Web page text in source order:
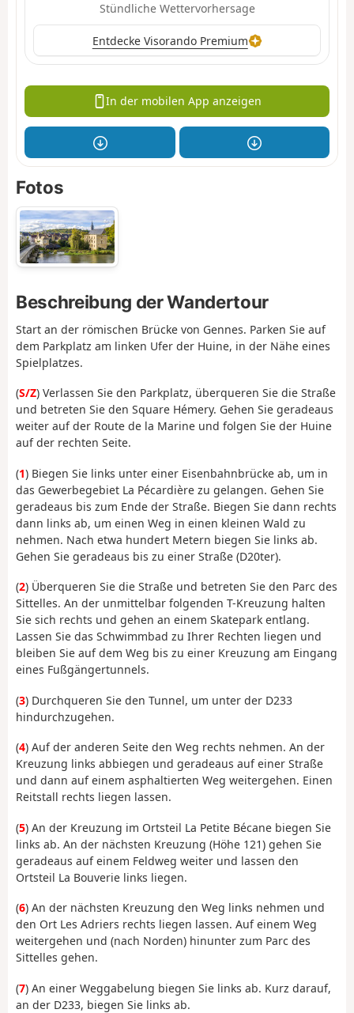
Stündliche Wettervorhersage
Entdecke Visorando Premium
In der mobilen App anzeigen
Fotos
Beschreibung der Wandertour
Start an der römischen Brücke von Gennes. Parken Sie auf
dem Parkplatz am linken Ufer der Huine, in der Nähe eines
Spielplatzes.
(S/Z) Verlassen Sie den Parkplatz, überqueren Sie die Straße
und betreten Sie den Square Hémery. Gehen Sie geradeaus
weiter auf der Route de la Marine und folgen Sie der Huine
auf der rechten Seite.
(1) Biegen Sie links unter einer Eisenbahnbrücke ab, um in
das Gewerbegebiet La Pécardière zu gelangen. Gehen Sie
geradeaus bis zum Ende der Straße. Biegen Sie dann rechts
dann links ab, um einen Weg in einen kleinen Wald zu
nehmen. Nach etwa hundert Metern biegen Sie links ab.
Gehen Sie geradeaus bis zu einer Straße (D20ter).
(2) Überqueren Sie die Straße und betreten Sie den Parc des
Sittelles. An der unmittelbar folgenden T-Kreuzung halten
Sie sich rechts und gehen an einem Skatepark entlang.
Lassen Sie das Schwimmbad zu Ihrer Rechten liegen und
bleiben Sie auf dem Weg bis zu einer Kreuzung am Eingang
eines Fußgängertunnels.
(3) Durchqueren Sie den Tunnel, um unter der D233
hindurchzugehen.
(4) Auf der anderen Seite den Weg rechts nehmen. An der
Kreuzung links abbiegen und geradeaus auf einer Straße
und dann auf einem asphaltierten Weg weitergehen. Einen
Reitstall rechts liegen lassen.
(5) An der Kreuzung im Ortsteil La Petite Bécane biegen Sie
links ab. An der nächsten Kreuzung (Höhe 121) gehen Sie
geradeaus auf einem Feldweg weiter und lassen den
Ortsteil La Bouverie links liegen.
(6) An der nächsten Kreuzung den Weg links nehmen und
den Ort Les Adriers rechts liegen lassen. Auf einem Weg
weitergehen und (nach Norden) hinunter zum Parc des
Sittelles gehen.
(7) An einer Weggabelung biegen Sie links ab. Kurz darauf,
an der D233, biegen Sie links ab.